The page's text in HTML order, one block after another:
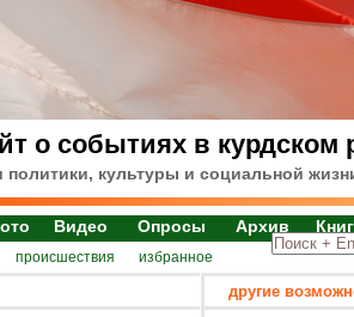
о событиях в курдском
культуры и социальной
Видео Опросы Архив
происшествия избранное
другие